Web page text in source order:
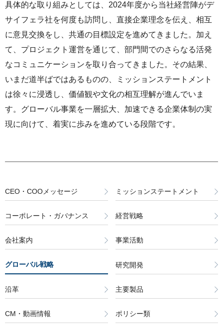
具体的な取り組みとしては、2024年度から当社経営陣がデ
サイフェラ社を何度も訪問し、直接企業理念を伝え、相互
に意見交換をし、共通の目標設定を進めてきました。加え
て、プロジェクト運営を通じて、部門間でのさらなる活発
なコミュニケーションを取り合ってきました。その結果、
いまだ道半ばではあるものの、ミッションステートメント
は徐々に浸透し、価値観や文化の相互理解が進んでいま
す。グローバル事業を一層拡大、加速できる企業体制の実
現に向けて、着実に歩みを進めている段階です。
CEO・COOメッセージ ミッションステートメント
コーポレート・ガバナンス 経営戦略
会社案内 事業活動
グローバル戦略 研究開発
沿革 主要製品
CM・動画情報 ポリシー類